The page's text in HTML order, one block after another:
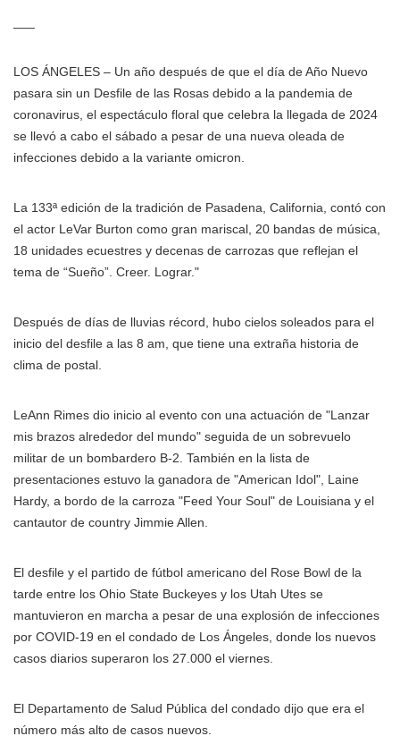
LOS ÁNGELES – Un año después de que el día de Año Nuevo
pasara sin un Desfile de las Rosas debido a la pandemia de
coronavirus, el espectáculo floral que celebra la llegada de 2024
se llevó a cabo el sábado a pesar de una nueva oleada de
infecciones debido a la variante omicron.
La 133ª edición de la tradición de Pasadena, California, contó con
el actor LeVar Burton como gran mariscal, 20 bandas de música,
18 unidades ecuestres y decenas de carrozas que reflejan el
tema de “Sueño”. Creer. Lograr."
Después de días de lluvias récord, hubo cielos soleados para el
inicio del desfile a las 8 am, que tiene una extraña historia de
clima de postal.
LeAnn Rimes dio inicio al evento con una actuación de "Lanzar
mis brazos alrededor del mundo" seguida de un sobrevuelo
militar de un bombardero B-2. También en la lista de
presentaciones estuvo la ganadora de "American Idol", Laine
Hardy, a bordo de la carroza "Feed Your Soul" de Louisiana y el
cantautor de country Jimmie Allen.
El desfile y el partido de fútbol americano del Rose Bowl de la
tarde entre los Ohio State Buckeyes y los Utah Utes se
mantuvieron en marcha a pesar de una explosión de infecciones
por COVID-19 en el condado de Los Ángeles, donde los nuevos
casos diarios superaron los 27.000 el viernes.
El Departamento de Salud Pública del condado dijo que era el
número más alto de casos nuevos.